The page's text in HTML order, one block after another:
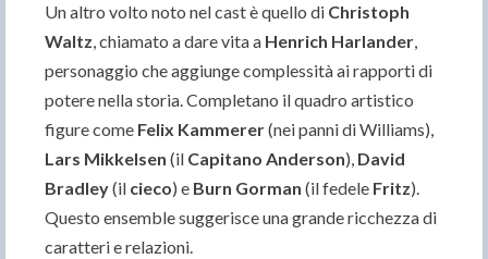
Un altro volto noto nel cast è quello di Christoph
Waltz, chiamato a dare vita a Henrich Harlander,
personaggio che aggiunge complessità ai rapporti di
potere nella storia. Completano il quadro artistico
figure come Felix Kammerer(nei panni di Williams),
Lars Mikkelsen (il Capitano Anderson), David
Bradley(il cieco) e Burn Gorman (il fedele Fritz).
Questo ensemble suggerisce una grande ricchezza di
caratteri e relazioni.